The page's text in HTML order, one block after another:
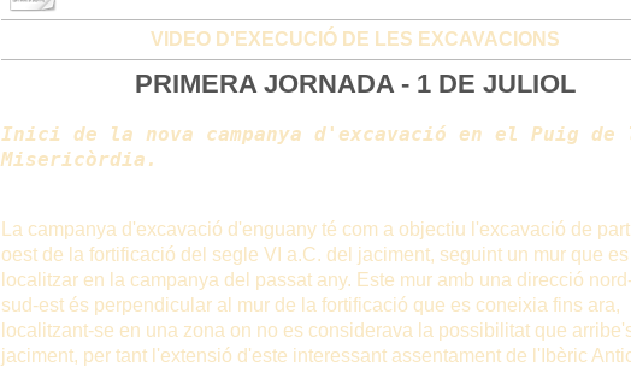
VIDEO D'EXECUCIÓ DE LES EXCAVACIONS
PRIMERA JORNADA - 1 DE JULIOL
Inici de la nova campanya d'excavació en el Puig de
Misericòrdia.
La campanya d'excavació d'enguany té com a objectiu l'excavació de
oest de la fortificació del segle VI a.C. del jaciment, seguint un mur que es
localitzar en la campanya del passat any. Este mur amb una direcció
sud-est és perpendicular al mur de la fortificació que es coneixia fins ara,
localitzant-se en una zona on no es considerava la possibilitat que
jaciment, per tant l'extensió d'este interessant assentament de l'Ibèric